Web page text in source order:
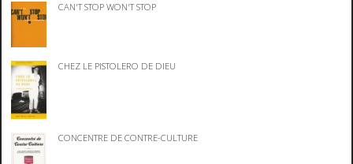
CAN'T STOP WON'T STOP
CHEZ LE PISTOLERO DE DIEU
CONCENTRE DE CONTRE-CULTURE